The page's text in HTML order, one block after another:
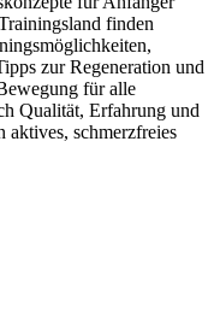
finden
zur Regeneration und
für alle
Qualität, Erfahrung und
aktives, schmerzfreies